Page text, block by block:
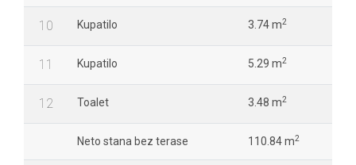
10 Kupatilo 3.74 m2
11 Kupatilo 5.29 m2
12 Toalet 3.48 m2
Neto stana bez terase 110.84 m2